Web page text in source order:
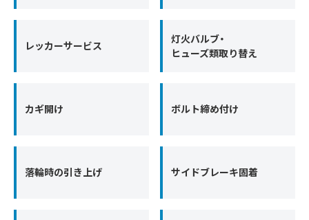
レッカーサービス
灯火バルブ・
ヒューズ類取り替え
カギ開け ボルト締め付け
落輪時の引き上げ サイドブレーキ固着